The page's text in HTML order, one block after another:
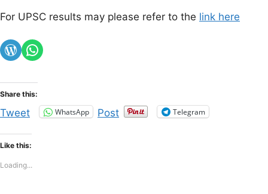
For UPSC results may please refer to the link here
WordPress
Share this:
Tweet WhatsApp Post Telegram
Like this:
Loading...